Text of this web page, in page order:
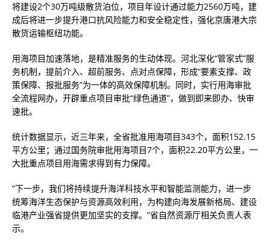
将建设2个30万吨级散货泊位，项目年设计通过能力2560万吨，建
成后将进一步提升港口抗风险能力和安全稳定性，强化京唐港大宗
散货运输枢纽功能。
用海项目加速落地，是精准服务的生动体现。河北深化“管家式”服
务机制，提前介入、超前服务、点对点保障，形成“要素支撑、政
策保障、报批服务”为一体的高效保障机制。同时，实行用海审批
全流程网办，开辟重点项目审批“绿色通道”，做到即来即办、快审
速批。
统计数据显示，近三年来，全省批准用海项目343个，面积152.15
平方公里；通过国务院审批用海项目7个，面积22.20平方公里，一
大批重点项目用海需求得到有力保障。
“下一步，我们将持续提升海洋科技水平和智能监测能力，进一步
统筹海洋生态保护与资源高效利用，为构建向海发展新格局、建设
临港产业强省提供更加坚实的支撑。”省自然资源厅相关负责人表
示。